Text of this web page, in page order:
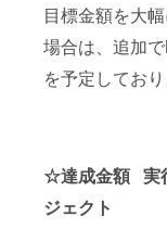
目標金額を大
場合は、追加
を予定しており
☆達成金額 実
ジェクト